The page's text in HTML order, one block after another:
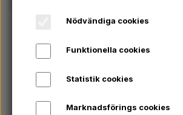
Massey Ferguson
Fordson
Nödvändiga cookies
Funktionella cookies
Statistik cookies
Marknadsförings cookies